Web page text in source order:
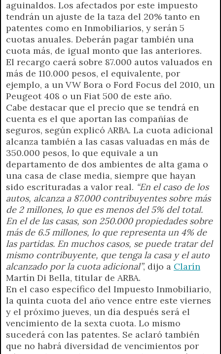
aguinaldos. Los afectados por este impuesto
tendrán un ajuste de la taza del 20% tanto en
patentes como en Inmobiliarios, y serán 5
cuotas anuales. Deberán pagar también una
cuota más, de igual monto que las anteriores.
El recargo caerá sobre 87.000 autos valuados en
más de 110.000 pesos, el equivalente, por
ejemplo, a un VW Bora o Ford Focus del 2010, un
Peugeot 408 o un Fiat 500 de este año.
Cabe destacar que el precio que se tendrá en
cuenta es el que aportan las compañías de
seguros, según explicó ARBA. La cuota adicional
alcanza también a las casas valuadas en más de
350.000 pesos, lo que equivale a un
departamento de dos ambientes de alta gama o
una casa de clase media, siempre que hayan
sido escrituradas a valor real. “En el caso de los
autos, alcanza a 87.000 contribuyentes sobre más
de 2 millones, lo que es menos del 5% del total.
En el de las casas, son 250.000 propiedades sobre
más de 6.5 millones, lo que representa un 4% de
las partidas. En muchos casos, se puede tratar del
mismo contribuyente, que tenga la casa y el auto
alcanzado por la cuota adicional”, dijo a Clarín
Martín Di Bella, titular de ARBA.
En el caso específico del Impuesto Inmobiliario,
la quinta cuota del año vence entre este viernes
y el próximo jueves, un día después será el
vencimiento de la sexta cuota. Lo mismo
sucederá con las patentes. Se aclaró también
que no habrá diversidad de vencimientos por